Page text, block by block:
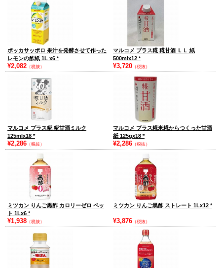
ポッカサッポロ 果汁を発酵させて作った
レモンの酢紙 1L x6 *
¥2,082 （税抜）
マルコメ プラス糀 糀甘酒 ＬＬ 紙
500mlx12 *
¥3,720 （税抜）
マルコメ プラス糀 糀甘酒ミルク
125mlx18 *
¥2,286 （税抜）
マルコメ プラス糀米糀からつくった甘酒
紙 125gx18 *
¥2,286 （税抜）
ミツカン りんご黒酢 カロリーゼロ ペッ
ト 1Lx6 *
¥1,938 （税抜）
ミツカン りんご黒酢 ストレート 1Lx12 *
¥3,876 （税抜）